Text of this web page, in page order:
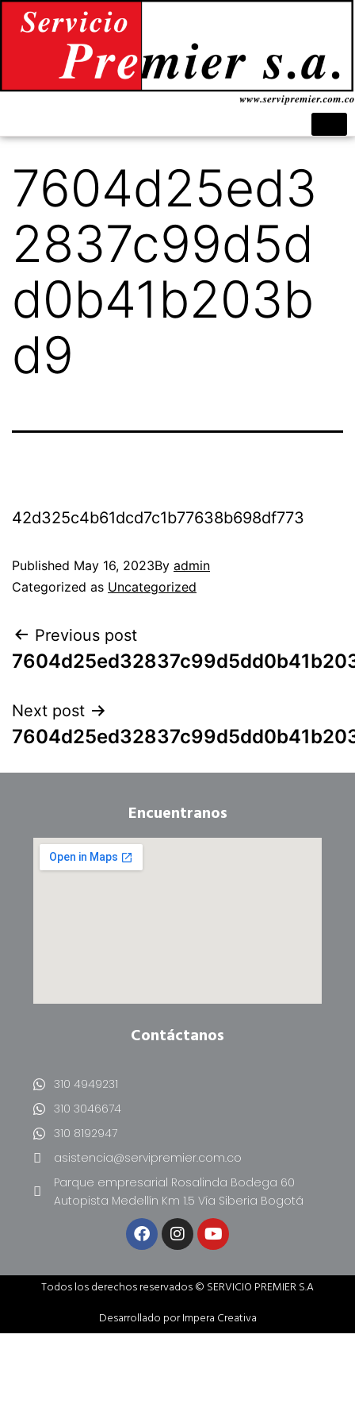
7604d25ed3
2837c99d5d
d0b41b203b
d9
42d325c4b61dcd7c1b77638b698df773
Published May 16, 2023By admin
Categorized as Uncategorized
Previous post
Next post
Encuentranos
Contáctanos
310 4949231
310 3046674
310 8192947
asistencia@servipremier.com.co
Parque empresarial Rosalinda Bodega 60
Autopista Medellín Km 1.5 Vía Siberia Bogotá
Todos los derechos reservados © SERVICIO PREMIER S.A
Desarrollado por Impera Creativa